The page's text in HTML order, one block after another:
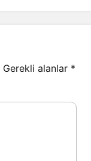
Gerekli alanlar *